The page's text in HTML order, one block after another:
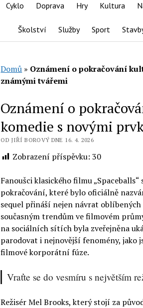
Cyklo Doprava Hry Kultura
Školství Služby Sport
Domů » Oznámení o pokračování
známými tvářemi
Oznámení o
komedie s novými
OD JIŘÍ BOROVÝ DNE 16. 4. 2026
Zobrazení příspěvku: 30
Fanoušci klasického filmu
pokračování, které bylo oficiálně
sequel přináší nejen návrat
současným trendům ve filmovém
na sociálních sítích byla zveřejněna
parodovat i nejnovější fenomény, jako
filmové korporátní fúze.
Vraťte se do vesmíru s největším
Režisér Mel Brooks, který stojí za